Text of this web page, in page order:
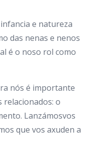
e natureza
das nenas e nenos
é o noso rol como
nós é importante
o
Lanzámosvos
que vos axuden a